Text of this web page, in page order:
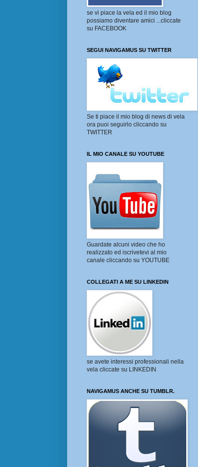
se vi piace la vela ed il mio blog
possiamo diventare amici ...cliccate
su FACEBOOK
SEGUI NAVIGAMUS SU TWITTER
Se ti piace il mio blog di news di vela
ora puoi seguirlo cliccando su
TWITTER
IL MIO CANALE SU YOUTUBE
Guardate alcuni video che ho
realizzato ed iscrivetevi al mio
canale cliccando su YOUTUBE
COLLEGATI A ME SU LINKEDIN
se avete interessi professionali nella
vela cliccate su LINKEDIN
NAVIGAMUS ANCHE SU TUMBLR.